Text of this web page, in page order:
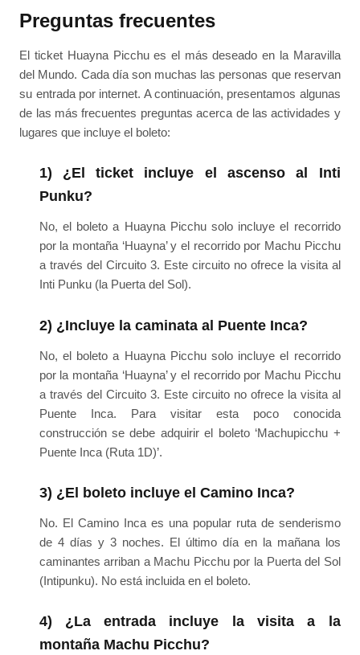
Preguntas frecuentes
El ticket Huayna Picchu es el más deseado en la Maravilla
del Mundo. Cada día son muchas las personas que reservan
su entrada por internet. A continuación, presentamos algunas
de las más frecuentes preguntas acerca de las actividades y
lugares que incluye el boleto:
1) ¿El ticket incluye el ascenso al Inti
Punku?
No, el boleto a Huayna Picchu solo incluye el recorrido
por la montaña ‘Huayna’ y el recorrido por Machu Picchu
a través del Circuito 3. Este circuito no ofrece la visita al
Inti Punku (la Puerta del Sol).
2) ¿Incluye la caminata al Puente Inca?
No, el boleto a Huayna Picchu solo incluye el recorrido
por la montaña ‘Huayna’ y el recorrido por Machu Picchu
a través del Circuito 3. Este circuito no ofrece la visita al
Puente Inca. Para visitar esta poco conocida
construcción se debe adquirir el boleto ‘Machupicchu +
Puente Inca (Ruta 1D)’.
3) ¿El boleto incluye el Camino Inca?
No. El Camino Inca es una popular ruta de senderismo
de 4 días y 3 noches. El último día en la mañana los
caminantes arriban a Machu Picchu por la Puerta del Sol
(Intipunku). No está incluida en el boleto.
4) ¿La entrada incluye la visita a la
montaña Machu Picchu?